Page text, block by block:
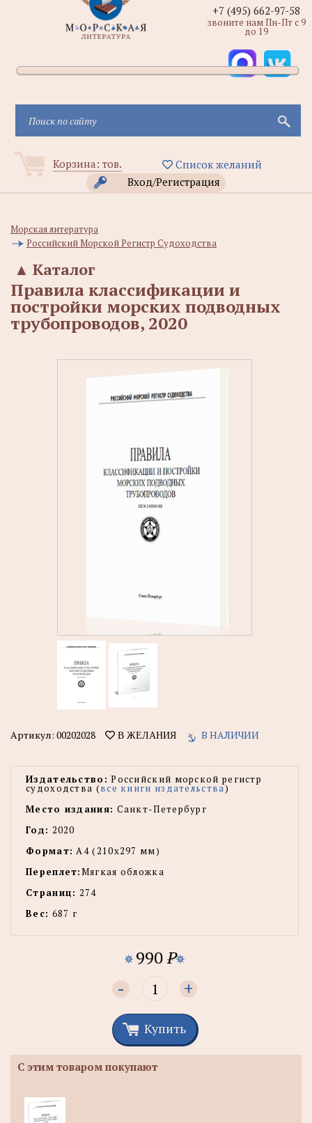
Корзина: тов.
Список желаний
Вход/Регистрация
+7 (495) 662-97-58
звоните нам Пн-Пт с 9
до 19
Морская литература
Российский Морской Регистр Судоходства
Каталог
▲
Правила классификации и
постройки морских подводных
трубопроводов, 2020
Артикул: 00202028 В ЖЕЛАНИЯ В НАЛИЧИИ
Издательство: Российский морской регистр
судоходства (все книги издательства)
Место издания: Санкт-Петербург
Год: 2020
Формат: А4 (210х297 мм)
Переплет:Мягкая обложка
Страниц: 274
Вес: 687 г
990P
- +
Купить
С этим товаром покупают